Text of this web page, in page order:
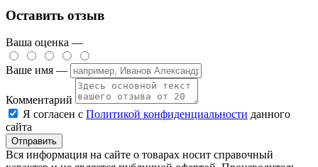
Оставить отзыв
Ваша оценка —
Ваше имя —
Комментарий
Я согласен с Политикой конфиденциальности данного
сайта
Вся информация на сайте о товарах носит справочный